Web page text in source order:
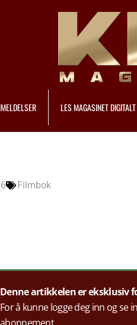
LES MAGASINET DIGITALT
Filmbok
Denne artikkelen er eksklusiv
For å kunne logge deg inn og se